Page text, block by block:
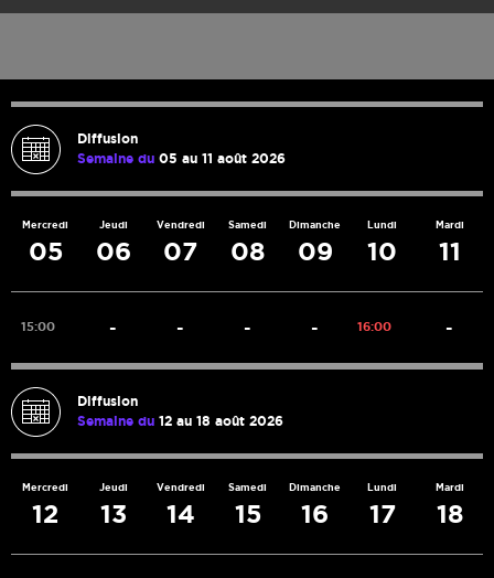
Diffusion
Semaine du 05 au 11 août 2026
Mercredi
05
Jeudi
06
Vendredi
07
Samedi
08
Dimanche
09
Lundi
10
Mardi
11
15:00 - - - - 16:00 -
Diffusion
Semaine du 12 au 18 août 2026
Mercredi
12
Jeudi
13
Vendredi
14
Samedi
15
Dimanche
16
Lundi
17
Mardi
18